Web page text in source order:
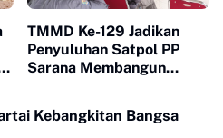
TMMD Ke-129 Jadikan
Penyuluhan Satpol PP
Sarana Membangun
Kebangkitan Bangsa